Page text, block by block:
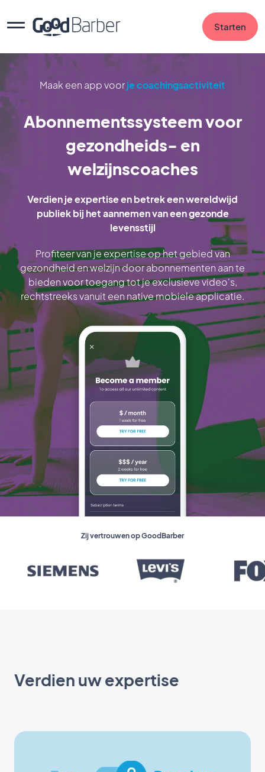
Starten
Maak een app voorje coachingsactiviteit
Abonnementssysteem voor
gezondheids- en
welzijnscoaches
Verdien je expertise en betrek een wereldwijd
publiek bij het aannemen van een gezonde
levensstijl
Profiteer van je expertise op het gebied van
gezondheid en welzijn door abonnementen aan te
bieden voor toegang tot je exclusieve video's,
rechtstreeks vanuit een native mobiele applicatie.
Zij vertrouwen op GoodBarber
Verdien uw expertise